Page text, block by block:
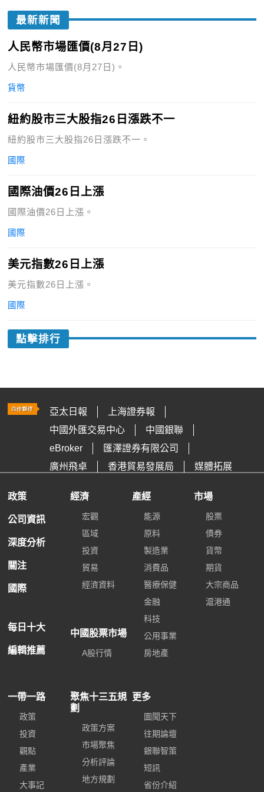
最新新聞
人民幣市場匯價(8月27日)
人民幣市場匯價(8月27日)。
貨幣
紐約股市三大股指26日漲跌不一
紐約股市三大股指26日漲跌不一。
國際
國際油價26日上漲
國際油價26日上漲。
國際
美元指數26日上漲
美元指數26日上漲。
國際
點擊排行
亞太日報
上海證券報
中國外匯交易中心
中國銀聯
eBroker
匯澤證券有限公司
廣州飛卓
香港貿易發展局 媒體拓展
政策
公司資訊
深度分析
關注
國際
每日十大
編輯推薦
經濟
宏觀
區域
投資
貿易
經濟資料
中國股票市場
A股行情
產經
能源
原料
製造業
消費品
醫療保健
金融
科技
公用事業
房地產
市場
股票
債券
貨幣
期貨
大宗商品
滬港通
一帶一路
政策
投資
觀點
產業
大事記
聚焦十三五規
劃
政策方案
市場聚焦
分析評論
地方規劃
更多
圖聞天下
往期論壇
銀聯智策
短訊
省份介紹